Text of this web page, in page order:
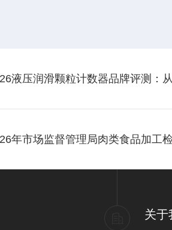
液压润滑颗粒计数器品牌评测：
年市场监督管理局肉类食品加工
关于